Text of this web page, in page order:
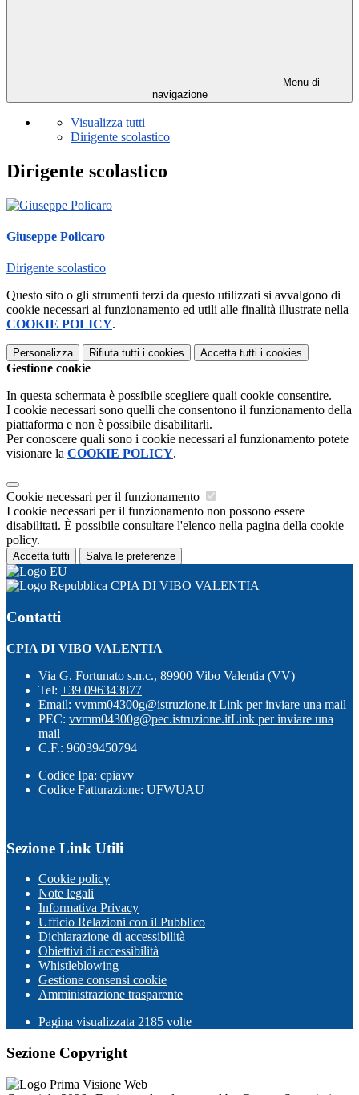
Menu di
navigazione
Visualizza tutti
Dirigente scolastico
Dirigente scolastico
Giuseppe Policaro
Dirigente scolastico
Questo sito o gli strumenti terzi da questo utilizzati si avvalgono di
cookie necessari al funzionamento ed utili alle finalità illustrate nella
COOKIE POLICY.
Personalizza Rifiuta tutti i cookies Accetta tutti i cookies
Gestione cookie
In questa schermata è possibile scegliere quali cookie consentire.
I cookie necessari sono quelli che consentono il funzionamento della
piattaforma e non è possibile disabilitarli.
Per conoscere quali sono i cookie necessari al funzionamento potete
visionare la COOKIE POLICY.
Cookie necessari per il funzionamento
I cookie necessari per il funzionamento non possono essere
disabilitati. È possibile consultare l'elenco nella pagina della cookie
policy.
Accetta tutti Salva le preferenze
CPIA DI VIBO VALENTIA
Contatti
CPIA DI VIBO VALENTIA
Via G. Fortunato s.n.c., 89900 Vibo Valentia (VV)
Tel: +39 096343877
Email: vvmm04300g@istruzione.it Link per inviare una mail
PEC: vvmm04300g@pec.istruzione.itLink per inviare una
mail
C.F.: 96039450794
Codice Ipa: cpiavv
Codice Fatturazione: UFWUAU
Sezione Link Utili
Cookie policy
Note legali
Informativa Privacy
Ufficio Relazioni con il Pubblico
Dichiarazione di accessibilità
Obiettivi di accessibilità
Whistleblowing
Gestione consensi cookie
Amministrazione trasparente
Pagina visualizzata 2185 volte
Sezione Copyright